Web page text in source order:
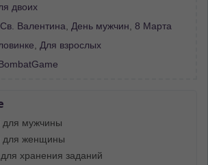
двоих
Валентина День мужчин 8 Марта
Для взрослых
для мужчины
для женщины
хранения заданий